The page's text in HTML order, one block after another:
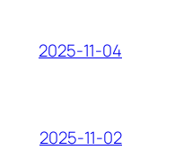
2025-11-04
2025-11-02